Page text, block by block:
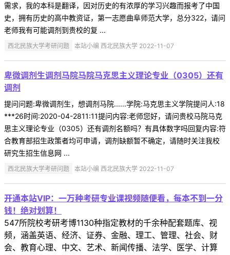
需求，我的本科是翻译，因对历史的有浓厚的学习兴趣而报考了中国
史，拥有历史的高中教资证，第一志愿曲阜师范大学，总分322，请问
老师我有可能调剂到贵校的复 ...
西北民族大学考研问题 本站小编 西北民族大学 2022-11-07
卑微调剂生调剂马院马院马克思主义理论专业（0305）还有
调剂
提问问题:卑微调剂生，想调剂马院......学院:马克思主义学院提问人:18
***26时间:2020-04-2811:11提问内容:老师您好，请问贵校马院马克
思主义理论专业（0305）还有调剂名额吗？有具体数字吗回复内容:符
合教育部招生政策者均可申请，调剂缺额暂不确定，请随时关注我校
研究生招生信息网 ...
西北民族大学考研问题 本站小编 西北民族大学 2022-11-07
开通本站VIP：一万种考研专业课视频随便看，每本不到一分
钱！绝对划算！
547所院校考研考博1130种指定教材的千余种配套题库、视
频，涵盖英语、经济、证券、金融、理工、管理、社会、财
会、教育心理、中文、艺术、新闻传播、法学、医学、计算